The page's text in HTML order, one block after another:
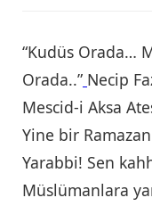
“Kudüs Orada…
Orada..” Necip
Mescid-i Aksa
Yine bir
Yarabbi! Sen
Müslümanlara